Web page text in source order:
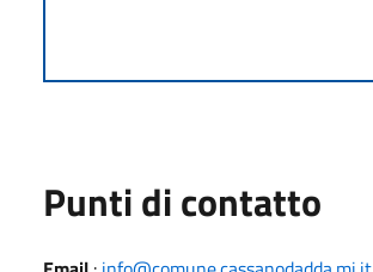
Punti di contatto